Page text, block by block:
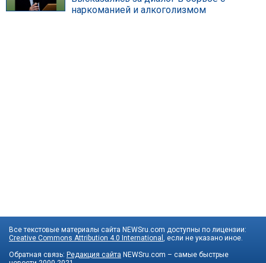
наркоманией и алкоголизмом
Все текстовые материалы сайта NEWSru.com доступны по лицензии:
Creative Commons Attribution 4.0 International
, если не указано иное.
Обратная связь: Редакция сайта NEWSru.com – самые быстрые